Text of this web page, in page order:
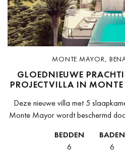
MONTE MAYOR,
GLOEDNIEUWE
PROJECTVILLA IN
Deze nieuwe villa met 5
Monte Mayor wordt beschermd
BEDDEN
6
BADEN
6